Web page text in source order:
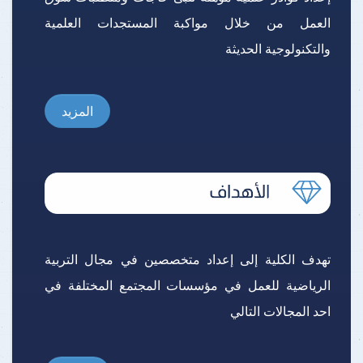
العمل من خلال مواكبة المستجدات العلمية
والتكنولوجية الحديثة
المزيد
تهدف الكلية إلى إعداد متخصصين في مجال التربية
الرياضية للعمل في مؤسسات المجتمع المختلفة في
احد المجالات التالي